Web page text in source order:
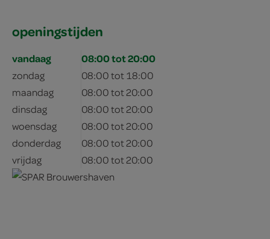
openingstijden
vandaag 08:00 tot 20:00
zondag
08:00 tot 18:00
maandag
08:00 tot 20:00
dinsdag
08:00 tot 20:00
woensdag
08:00 tot 20:00
donderdag
08:00 tot 20:00
vrijdag
08:00 tot 20:00